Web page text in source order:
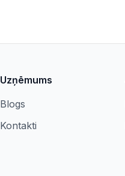
Uzņēmums
Blogs
Kontakti